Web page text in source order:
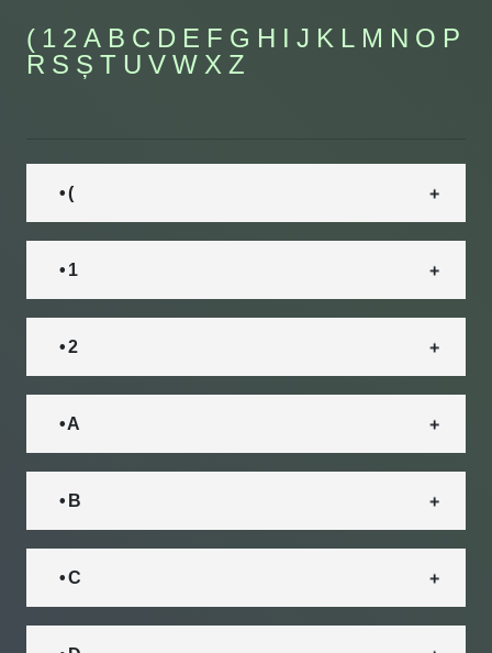
( 1 2 A B C D E F G H I J K L M N O P
R S Ș T U V W X Z
• (
• 1
• 2
• A
• B
• C